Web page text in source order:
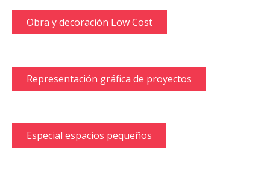
Obra y decoración Low Cost
Representación gráfica de proyectos
Especial espacios pequeños